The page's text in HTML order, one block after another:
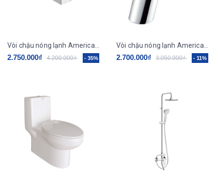
2.750.000₫ 4.200.000₫ - 35% 2.700.000₫ 3.050.000₫ - 11%